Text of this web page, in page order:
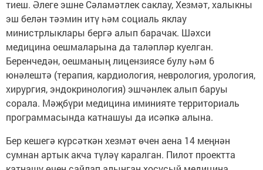
тиеш. Әлеге эшне Сәламәтлек саклау, Хезмәт, халыкны
эш белән тәэмин итү һәм социаль яклау
министрлыклары бергә алып барачак. Шәхси
медицина оешмаларына да таләпләр куелган.
Беренчедән, оешманың лицензиясе булу һәм 6
юнәлештә (терапия, кардиология, неврология, урология,
хирургия, эндокринология) эшчәнлек алып баруы
сорала. Мәҗбүри медицина иминияте территориаль
программасында катнашуы да исәпкә алына.
Бер кешегә күрсәткән хезмәт өчен аена 14 меңнән
сумнан артык акча түләү каралган. Пилот проектта